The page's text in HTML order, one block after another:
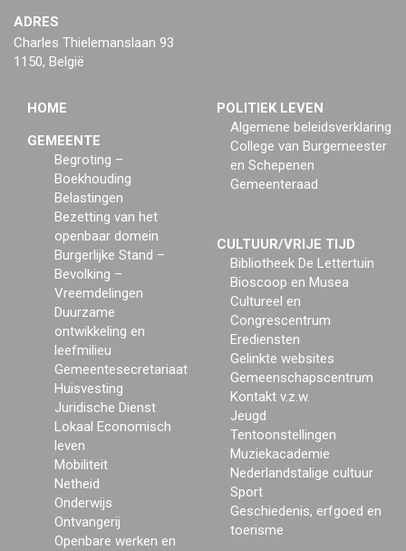
ADRES
Charles Thielemanslaan 93
1150, België
HOME
GEMEENTE
Begroting –
Boekhouding
Belastingen
Bezetting van het
openbaar domein
Burgerlijke Stand –
Bevolking –
Vreemdelingen
Duurzame
ontwikkeling en
leefmilieu
Gemeentesecretariaat
Huisvesting
Juridische Dienst
Lokaal Economisch
leven
Mobiliteit
Netheid
Onderwijs
Ontvangerij
Openbare werken en
POLITIEK LEVEN
Algemene beleidsverklaring
College van Burgemeester
en Schepenen
Gemeenteraad
CULTUUR/VRIJE TIJD
Bibliotheek De Lettertuin
Bioscoop en Musea
Cultureel en
Congrescentrum
Erediensten
Gelinkte websites
Gemeenschapscentrum
Kontakt v.z.w.
Jeugd
Tentoonstellingen
Muziekacademie
Nederlandstalige cultuur
Sport
Geschiedenis, erfgoed en
toerisme